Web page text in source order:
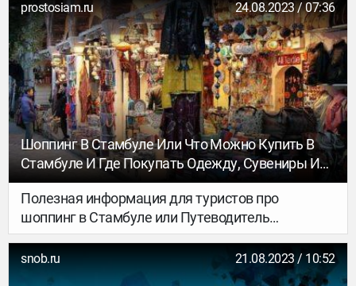
prostosiam.ru 24.08.2023 / 07:36
Шоппинг В Стамбуле Или Что Можно Купить В
Стамбуле И Где Покупать Одежду, Сувениры И
Другие Вещи
Полезная информация для туристов про
шоппинг в Стамбуле или Путеводитель
шопоголика по Стамбулу.
snob.ru 21.08.2023 / 10:52